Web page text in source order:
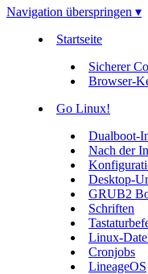
Navigation überspringen ▾
Startseite
Sicherer
Browser-
Go Linux!
Dualboot-
Nach der
Desktop-
GRUB2
Schriften
Linux-
Cronjobs
LineageOS